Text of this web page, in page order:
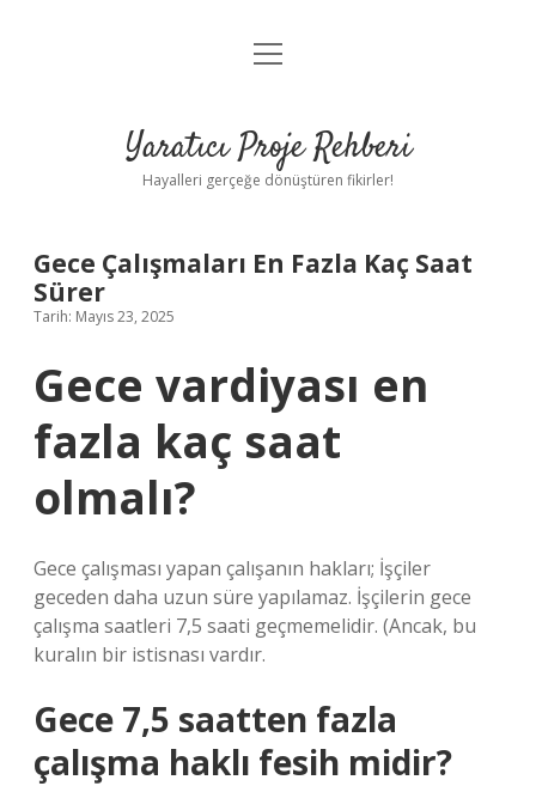
Anasayfa
Yasal Uyarı
menüyü
Yaratıcı Proje Rehberi
Hayalleri gerçeğe dönüştüren fikirler!
Gece Çalışmaları En Fazla Kaç Saat
Sürer
Tarih: Mayıs 23, 2025
Gece vardiyası en
fazla kaç saat
olmalı?
Gece çalışması yapan çalışanın hakları; İşçiler
geceden daha uzun süre yapılamaz. İşçilerin gece
çalışma saatleri 7,5 saati geçmemelidir. (Ancak, bu
kuralın bir istisnası vardır.
Gece 7,5 saatten fazla
çalışma haklı fesih midir?